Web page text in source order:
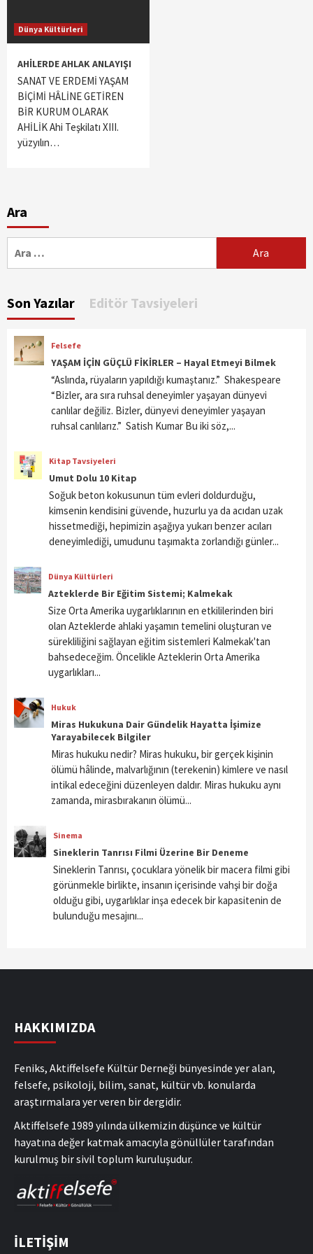
Dünya Kültürleri
AHİLERDE AHLAK ANLAYIŞI
SANAT VE ERDEMİ YAŞAM
BİÇİMİ HÂLİNE GETİREN
BİR KURUM OLARAK
AHİLİK Ahi Teşkilatı XIII.
yüzyılın…
Ara
Son Yazılar Editör Tavsiyeleri
Felsefe
YAŞAM İÇİN GÜÇLÜ FİKİRLER – Hayal Etmeyi Bilmek
“Aslında, rüyaların yapıldığı kumaştanız.” Shakespeare
“Bizler, ara sıra ruhsal deneyimler yaşayan dünyevi
canlılar değiliz. Bizler, dünyevi deneyimler yaşayan
ruhsal canlılarız.” Satish Kumar Bu iki söz,...
Kitap Tavsiyeleri
Umut Dolu 10 Kitap
Soğuk beton kokusunun tüm evleri doldurduğu,
kimsenin kendisini güvende, huzurlu ya da acıdan uzak
hissetmediği, hepimizin aşağıya yukarı benzer acıları
deneyimlediği, umudunu taşımakta zorlandığı günler...
Dünya Kültürleri
Azteklerde Bir Eğitim Sistemi; Kalmekak
Size Orta Amerika uygarlıklarının en etkililerinden biri
olan Azteklerde ahlaki yaşamın temelini oluşturan ve
sürekliliğini sağlayan eğitim sistemleri Kalmekak'tan
bahsedeceğim. Öncelikle Azteklerin Orta Amerika
uygarlıkları...
Hukuk
Miras Hukukuna Dair Gündelik Hayatta İşimize
Yarayabilecek Bilgiler
Miras hukuku nedir? Miras hukuku, bir gerçek kişinin
ölümü hâlinde, malvarlığının (terekenin) kimlere ve nasıl
intikal edeceğini düzenleyen daldır. Miras hukuku aynı
zamanda, mirasbırakanın ölümü...
Sinema
Sineklerin Tanrısı Filmi Üzerine Bir Deneme
Sineklerin Tanrısı, çocuklara yönelik bir macera filmi gibi
görünmekle birlikte, insanın içerisinde vahşi bir doğa
olduğu gibi, uygarlıklar inşa edecek bir kapasitenin de
bulunduğu mesajını...
HAKKIMIZDA
Feniks, Aktiffelsefe Kültür Derneği bünyesinde yer alan,
felsefe, psikoloji, bilim, sanat, kültür vb. konularda
araştırmalara yer veren bir dergidir.
Aktiffelsefe 1989 yılında ülkemizin düşünce ve kültür
hayatına değer katmak amacıyla gönüllüler tarafından
kurulmuş bir sivil toplum kuruluşudur.
İLETİŞİM